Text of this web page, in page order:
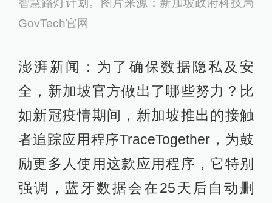
GovTech官网
澎湃新闻：为了确保数据隐私及安
全，新加坡官方做出了哪些努力？比
如新冠疫情期间，新加坡推出的接触
者追踪应用程序TraceTogether，为鼓
励更多人使用这款应用程序，它特别
强调，蓝牙数据会在25天后自动删